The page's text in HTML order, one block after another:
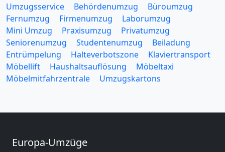
Umzugsservice Behördenumzug
Büroumzug
Fernumzug
Firmenumzug
Laborumzug
Mini Umzug
Praxisumzug
Privatumzug
Seniorenumzug
Studentenumzug
Beiladung
Entrümpelung
Halteverbotszone
Klaviertransport
Möbellift
Haushaltsauflösung
Möbeltaxi
Möbelmitfahrzentrale
Umzugskartons
Europa-Umzüge